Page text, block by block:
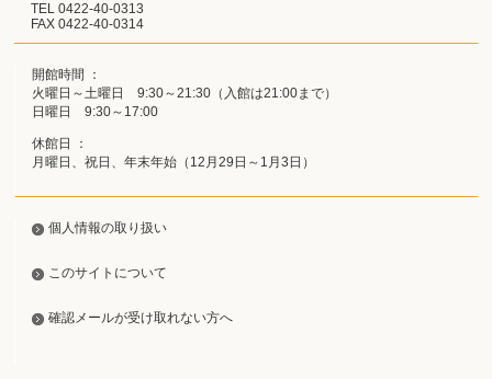
TEL 0422-40-0313
FAX 0422-40-0314
開館時間 ：
火曜日～土曜日 9:30～21:30（入館は21:00まで）
日曜日 9:30～17:00
休館日 ：
月曜日、祝日、年末年始（12月29日～1月3日）
個人情報の取り扱い
このサイトについて
確認メールが受け取れない方へ